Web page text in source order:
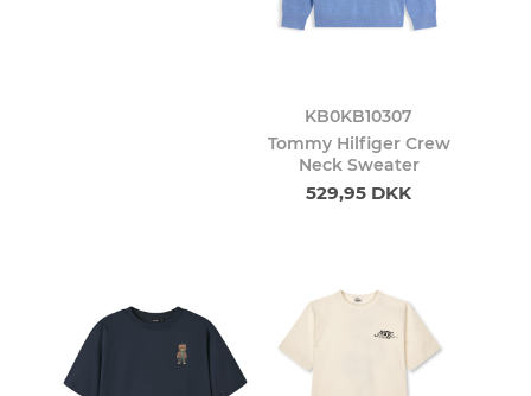
KB0KB10307
Tommy Hilfiger Crew
Neck Sweater
529,95 DKK